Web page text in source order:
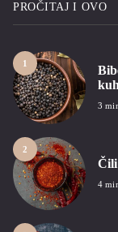
PROČITAJ I OVO
1
3
2
Čili
4